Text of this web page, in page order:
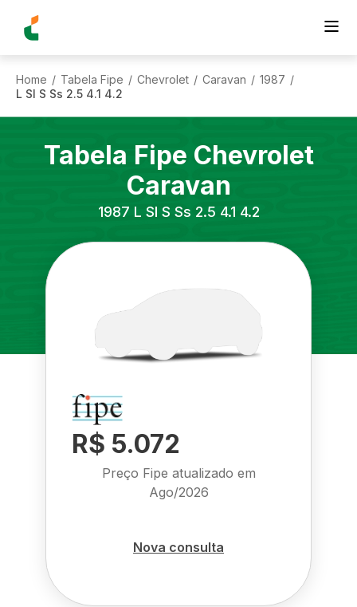
Home / Tabela Fipe / Chevrolet / Caravan / 1987 /
L Sl S Ss 2.5 4.1 4.2
Tabela Fipe Chevrolet
Caravan
1987 L Sl S Ss 2.5 4.1 4.2
R$ 5.072
Preço Fipe atualizado em
Ago/2026
Nova consulta